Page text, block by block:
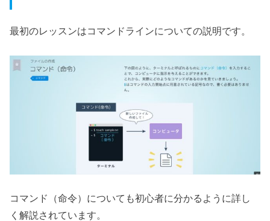
最初のレッスンはコマンドラインについての説明です。
コマンド（命令）についても初心者に分かるように詳し
く解説されています。